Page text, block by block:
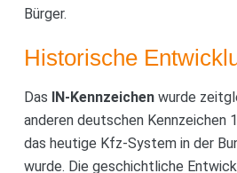
Bürger.
Historische
Das IN-Kennzeichenwurde
anderen deutschen Kennzeichen
das heutige Kfz-System in der
wurde. Die geschichtliche